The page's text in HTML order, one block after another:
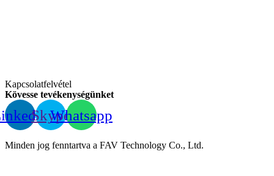
Kapcsolatfelvétel
Kövesse tevékenységünket
SkypeWhatsapp
Minden jog fenntartva a FAV Technology Co., Ltd.